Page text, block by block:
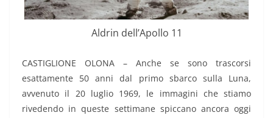
Aldrin dell’Apollo 11
CASTIGLIONE OLONA – Anche se sono trascorsi
esattamente 50 anni dal primo sbarco sulla Luna,
avvenuto il 20 luglio 1969, le immagini che stiamo
rivedendo in queste settimane spiccano ancora oggi